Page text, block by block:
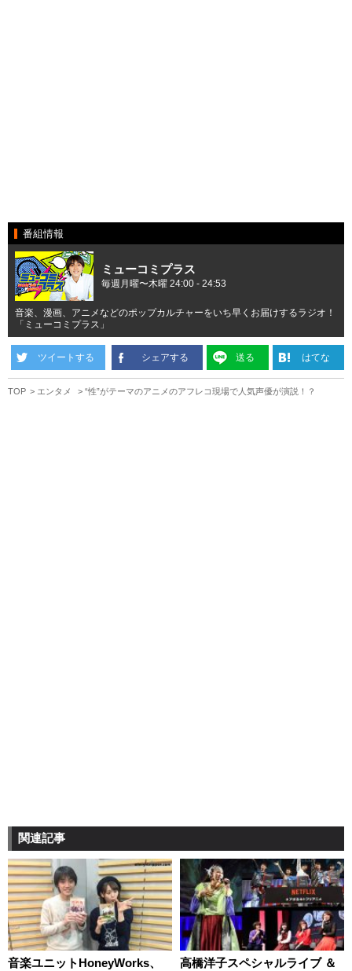
番組情報
ミューコミプラス
毎週月曜〜木曜 24:00 - 24:53
音楽、漫画、アニメなどのポップカルチャーをいち早くお届けするラジオ！
「ミューコミプラス」
ツイートする シェアする 送る はてな
TOP エンタメ “性”がテーマのアニメのアフレコ現場で人気声優が演説！？
関連記事
音楽ユニットHoneyWorks、
高橋洋子スペシャルライブ ＆